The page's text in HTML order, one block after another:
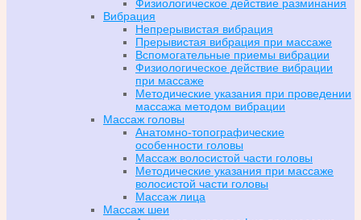
Физиологическое действие разминания
Вибрация
Непрерывистая вибрация
Прерывистая вибрация при массаже
Вспомогательные приемы вибрации
Физиологическое действие вибрации
при массаже
Методические указания при проведении
массажа методом вибрации
Массаж головы
Анатомно-топографические
особенности головы
Массаж волосистой части головы
Методические указания при массаже
волосистой части головы
Массаж лица
Массаж шеи